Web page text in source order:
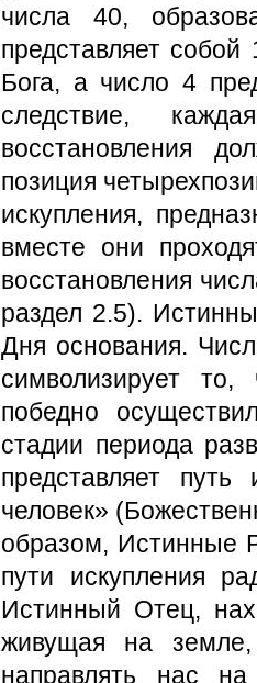
числа 40,
представляет
Бога, а число 4
следствие,
восстановления
позиция
искупления,
вместе они
восстановления
раздел 2.5).
Дня основания.
символизирует
победно
стадии периода
представляет
человек»
образом, Истинные
пути искупления
Истинный Отец,
живущая на земле,
направлять нас